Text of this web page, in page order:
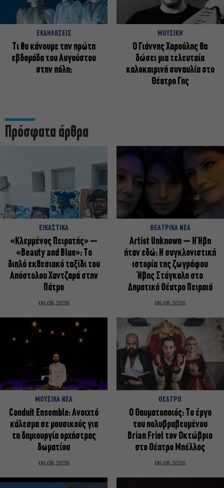
ΕΚΔΗΛΩΣΕΙΣ
Τι θα κάνουμε την πρώτη
εβδομάδα του Αυγούστου
στην πόλη;
ΜΟΥΣΙΚΗ
Ο Γιάννης Χαρούλης θα
δώσει μια τελευταία
καλοκαιρινή συναυλία στο
Θέατρο Γης
Πρόσφατα άρθρα
ΕΙΚΑΣΤΙΚΑ
«Κλεμμένος Πειρατής» –
«Beauty and Blue»: Το
διπλό εκθεσιακό ταξίδι του
Απόστολου Χαντζαρά στην
Πάτμο
06.08.2026
ΘΕΑΤΡΙΚΑ ΝΕΑ
Artist Unknown – Η Ήβη
ήταν εδώ: Η συγκλονιστική
ιστορία της ζωγράφου
Ήβης Στάγκαλη στο
Δημοτικό Θέατρο Πειραιά
06.08.2026
ΜΟΥΣΙΚΑ ΝΕΑ
Conduit Ensemble: Ανοιχτό
κάλεσμα σε μουσικούς για
τη δημιουργία ορχήστρας
δωματίου
06.08.2026
ΘΕΑΤΡΟ
Ο Θαυματοποιός: Το έργο
του πολυβραβευμένου
Brian Friel τον Οκτώβριο
στο Θέατρο Μπέλλος
06.08.2026